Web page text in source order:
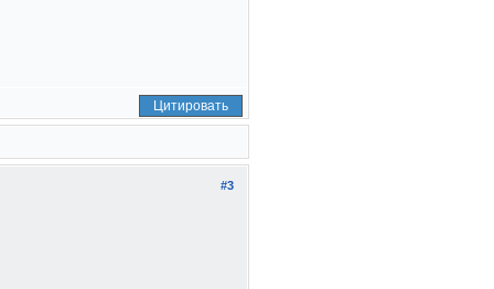
Цитировать
#3